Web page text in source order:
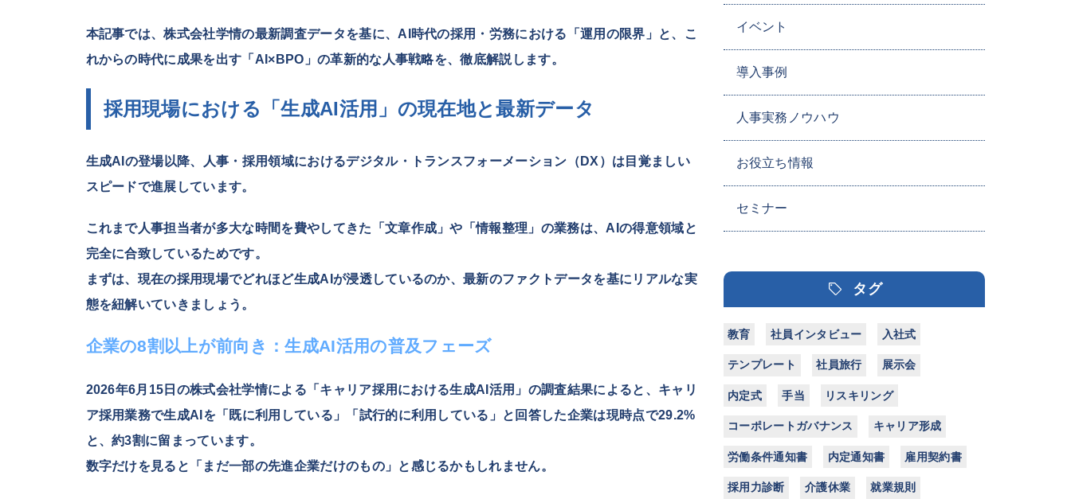
本記事では、株式会社学情の最新調査データを基に、AI時代の採用・労務における「運用の限界」と、こ
れからの時代に成果を出す「AI×BPO」の革新的な人事戦略を、徹底解説します。
採用現場における「生成AI活用」の現在地と最新データ
生成AIの登場以降、人事・採用領域におけるデジタル・トランスフォーメーション（DX）は目覚ましい
スピードで進展しています。
これまで人事担当者が多大な時間を費やしてきた「文章作成」や「情報整理」の業務は、AIの得意領域と
完全に合致しているためです。
まずは、現在の採用現場でどれほど生成AIが浸透しているのか、最新のファクトデータを基にリアルな実
態を紐解いていきましょう。
企業の8割以上が前向き：生成AI活用の普及フェーズ
2026年6月15日の株式会社学情による「キャリア採用における生成AI活用」の調査結果によると、キャリ
ア採用業務で生成AIを「既に利用している」「試行的に利用している」と回答した企業は現時点で29.2%
と、約3割に留まっています。
数字だけを見ると「まだ一部の先進企業だけのもの」と感じるかもしれません。
イベント
導入事例
人事実務ノウハウ
お役立ち情報
セミナー
タグ
教育 社員インタビュー 入社式
テンプレート 社員旅行 展示会
内定式 手当 リスキリング
コーポレートガバナンス キャリア形成
労働条件通知書 内定通知書 雇用契約書
採用力診断 介護休業 就業規則